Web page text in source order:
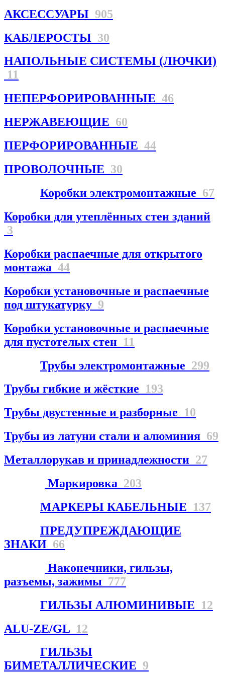
АКСЕССУАРЫ 905
КАБЛЕРОСТЫ 30
НАПОЛЬНЫЕ СИСТЕМЫ (ЛЮЧКИ)
11
НЕПЕРФОРИРОВАННЫЕ 46
НЕРЖАВЕЮЩИЕ 60
ПЕРФОРИРОВАННЫЕ 44
ПРОВОЛОЧНЫЕ 30
Коробки электромонтажные 67
Коробки для утеплённых стен зданий
3
Коробки распаечные для открытого
монтажа 44
Коробки установочные и распаечные
под штукатурку 9
Коробки установочные и распаечные
для пустотелых стен 11
Трубы электромонтажные 299
Трубы гибкие и жёсткие 193
Трубы двустенные и разборные 10
Трубы из латуни стали и алюминия 69
Металлорукав и принадлежности 27
Маркировка 203
МАРКЕРЫ КАБЕЛЬНЫЕ 137
ПРЕДУПРЕЖДАЮЩИЕ
ЗНАКИ 66
Наконечники, гильзы,
разъемы, зажимы 777
ГИЛЬЗЫ АЛЮМИНИВЫЕ 12
ALU-ZE/GL 12
ГИЛЬЗЫ
БИМЕТАЛЛИЧЕСКИЕ 9